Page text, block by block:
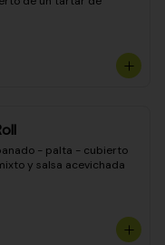
- palta - cubierto
y salsa acevichada